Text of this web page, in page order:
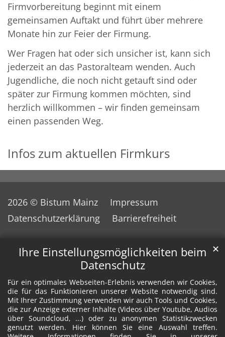
Ihre Einstellungsmöglichkeiten beim
Datenschutz
Für ein optimales Webseiten-Erlebnis verwenden wir Cookies,
die für das Funktionieren unserer Website notwendig sind.
Mit Ihrer Zustimmung verwenden wir auch Tools und Cookies,
die zur Anzeige externer Inhalte (Videos über Youtube, Audios
über Soundcloud, ...) oder zu anonymen Statistikzwecken
genutzt werden. Hier können Sie eine Auswahl treffen.
✕
Firmvorbereitung beginnt mit einem
gemeinsamen Auftakt und führt über mehrere
Monate hin zur Feier der Firmung.
Wer Fragen hat oder sich unsicher ist, kann sich
jederzeit an das Pastoralteam wenden. Auch
Jugendliche, die noch nicht getauft sind oder
später zur Firmung kommen möchten, sind
herzlich willkommen – wir finden gemeinsam
einen passenden Weg.
Infos zum aktuellen Firmkurs
2026 © Bistum Mainz
Impressum
Datenschutzerklärung
Barrierefreiheit